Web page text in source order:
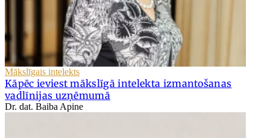
Mākslīgais intelekts
Kāpēc ieviest mākslīgā intelekta izmantošanas
vadlīnijas uzņēmumā
Dr. dat. Baiba Apine